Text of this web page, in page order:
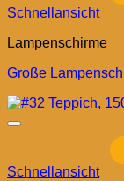
Schnellansicht
Lampenschirme
Große
Schnellansicht